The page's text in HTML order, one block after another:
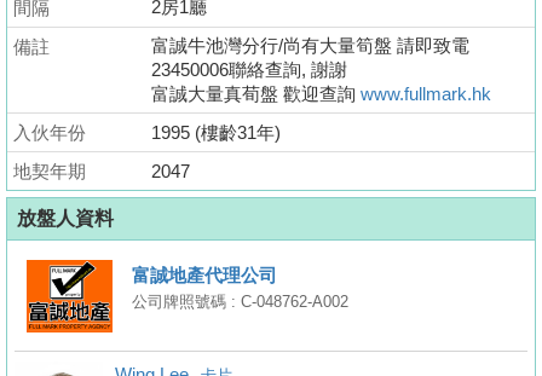
們
間隔
2房1廳
備註
富誠牛池灣分行/尚有大量筍盤 請即致電
23450006聯絡查詢, 謝謝
富誠大量真荀盤 歡迎查詢 www.fullmark.hk
入伙年份
1995 (樓齡31年)
地契年期
2047
放盤人資料
富誠地產代理公司
公司牌照號碼 : C-048762-A002